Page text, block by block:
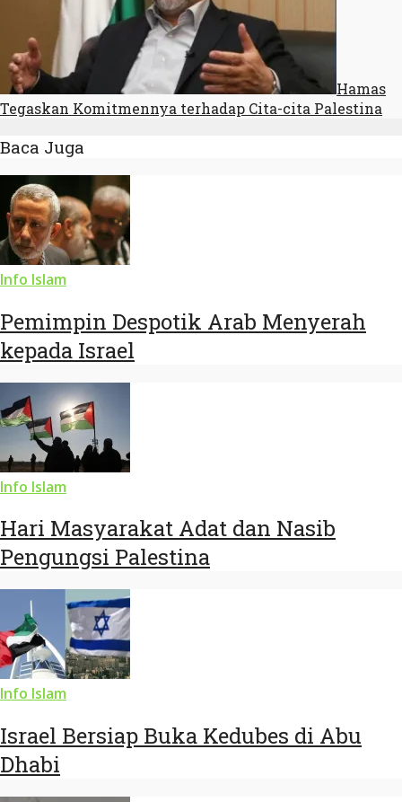
Hamas
Tegaskan Komitmennya terhadap Cita-cita Palestina
Baca Juga
Info Islam
Pemimpin Despotik Arab Menyerah
kepada Israel
Info Islam
Hari Masyarakat Adat dan Nasib
Pengungsi Palestina
Info Islam
Israel Bersiap Buka Kedubes di Abu
Dhabi